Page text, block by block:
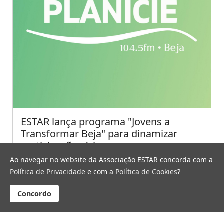
ESTAR lança programa "Jovens a
Transformar Beja" para dinamizar
participação cívica
A Associação ESTAR acaba de lançar o
programa "Jovens a Transformar Beja", uma
iniciativa inovadora que visa envolver, capacitar
e apoiar jovens do concelho de Beja no
Ao navegar no website da Associação ESTAR concorda com a
Política de Privacidade e com a Política de Cookies?
Concordo